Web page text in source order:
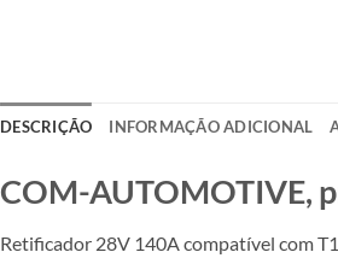
DESCRIÇÃO INFORMAÇÃO ADICIONAL
COM-AUTOMOTIVE,
Retificador 28V 140A compatível com